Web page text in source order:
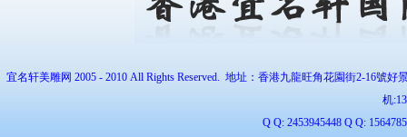
宜名轩美雕网 2005 - 2010 All Rights Reserved. 地址：香港九龍旺角花園街2-16號好
机:
Q Q: 2453945448 Q Q: